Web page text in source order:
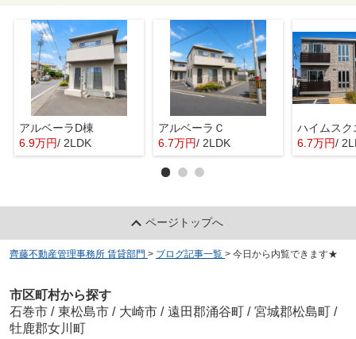
アルベーラD棟
6.9万円/ 2LDK
アルベーラＣ
6.7万円/ 2LDK 6.7万円/
ページトップへ
齊藤不動産管理事務所 賃貸部門 > ブログ記事一覧 > 今日から内覧できます★
市区町村から探す
石巻市 / 東松島市 / 大崎市 / 遠田郡涌谷町 / 宮城郡松島町 /
牡鹿郡女川町